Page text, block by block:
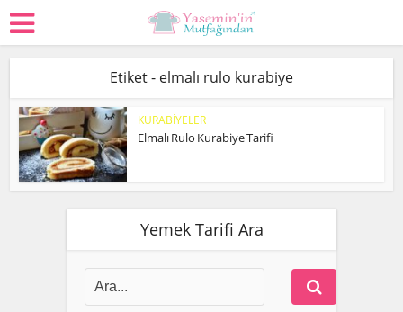
Etiket - elmalı rulo kurabiye
KURABİYELER
Elmalı Rulo Kurabiye Tarifi
Yemek Tarifi Ara